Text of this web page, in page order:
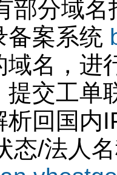
部分域
备案系统
域名，进
提交工单
析回国内
态/法人